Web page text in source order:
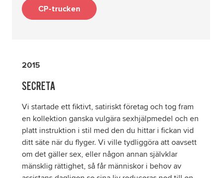
CP-trucken
2015
SECRETA
Vi startade ett fiktivt, satiriskt företag och tog fram
en kollektion ganska vulgära sexhjälpmedel och en
platt instruktion i stil med den du hittar i fickan vid
ditt säte när du flyger. Vi ville tydliggöra att oavsett
om det gäller sex, eller någon annan självklar
mänsklig rättighet, så får människor i behov av